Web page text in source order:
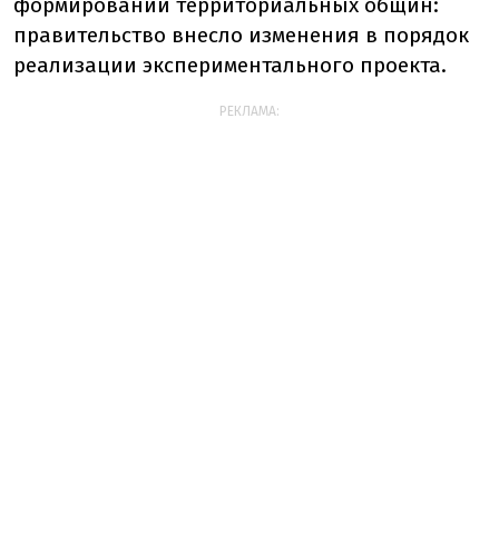
формирований территориальных общин:
правительство внесло изменения в порядок
реализации экспериментального проекта.
РЕКЛАМА: